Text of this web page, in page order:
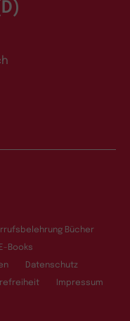
Bücher
Books
Datenschutz
Impressum